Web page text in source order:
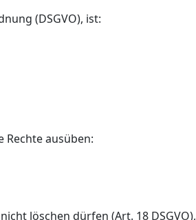
(DSGVO), ist:
ausüben:
löschen dürfen (Art. 18 DSGVO),